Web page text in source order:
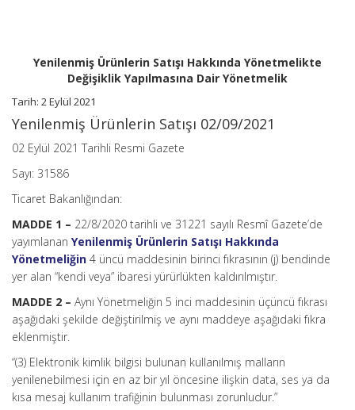
Yenilenmiş Ürünlerin Satışı Hakkında Yönetmelikte
Değişiklik Yapılmasına Dair Yönetmelik
Tarih: 2 Eylül 2021
Yenilenmiş Ürünlerin Satışı 02/09/2021
02 Eylül 2021 Tarihli Resmi Gazete
Sayı: 31586
Ticaret Bakanlığından:
MADDE 1 – 22/8/2020 tarihli ve 31221 sayılı Resmî Gazete’de
yayımlanan Yenilenmiş Ürünlerin Satışı Hakkında
Yönetmeliğin 4 üncü maddesinin birinci fıkrasının (j) bendinde
yer alan “kendi veya” ibaresi yürürlükten kaldırılmıştır.
MADDE 2 – Aynı Yönetmeliğin 5 inci maddesinin üçüncü fıkrası
aşağıdaki şekilde değiştirilmiş ve aynı maddeye aşağıdaki fıkra
eklenmiştir.
“(3) Elektronik kimlik bilgisi bulunan kullanılmış malların
yenilenebilmesi için en az bir yıl öncesine ilişkin data, ses ya da
kısa mesaj kullanım trafiğinin bulunması zorunludur.”